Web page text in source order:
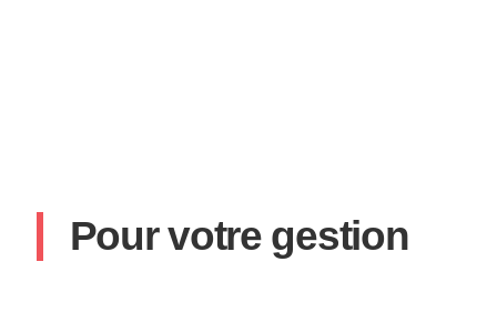
Pour votre gestion